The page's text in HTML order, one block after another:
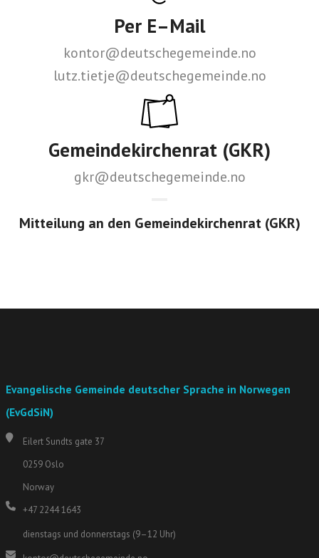
Per E–Mail
kontor@deutschegemeinde.no
lutz.tietje@deutschegemeinde.no
Gemeindekirchenrat (GKR)
gkr@deutschegemeinde.no
Mitteilung an den Gemeindekirchenrat (GKR)
Evangelische Gemeinde deutscher Sprache in Norwegen
(EvGdSiN)
Eilert Sundts gate 37
0259 Oslo
Norway
+47 2244 1643
dienstags und donnerstags (9–12 Uhr)